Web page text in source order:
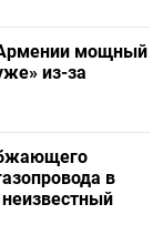
мощный
из-за
в